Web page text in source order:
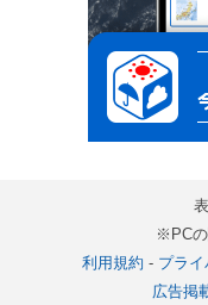
※PCの
利用規約 - プラ
広告掲